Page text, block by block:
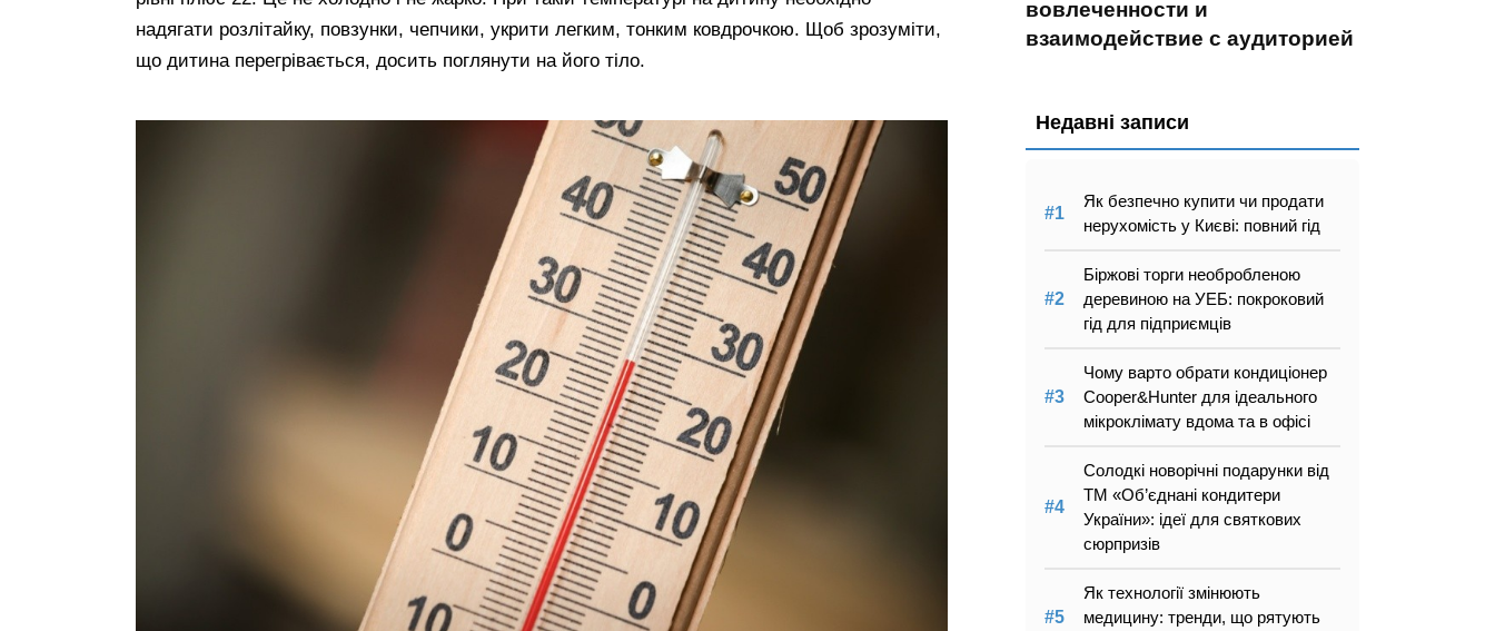
надягати розлітайку, повзунки, чепчики, укрити легким, тонким ковдрочкою. Щоб зрозуміти,
що дитина перегрівається, досить поглянути на його тіло.
вовлеченности и
взаимодействие с аудиторией
Недавні записи
Як безпечно купити чи продати
нерухомість у Києві: повний гід
Біржові торги необробленою
деревиною на УЕБ: покроковий
гід для підприємців
Чому варто обрати кондиціонер
Cooper&Hunter для ідеального
мікроклімату вдома та в офісі
Солодкі новорічні подарунки від
ТМ «Об’єднані кондитери
України»: ідеї для святкових
сюрпризів
Як технології змінюють
медицину: тренди, що рятують